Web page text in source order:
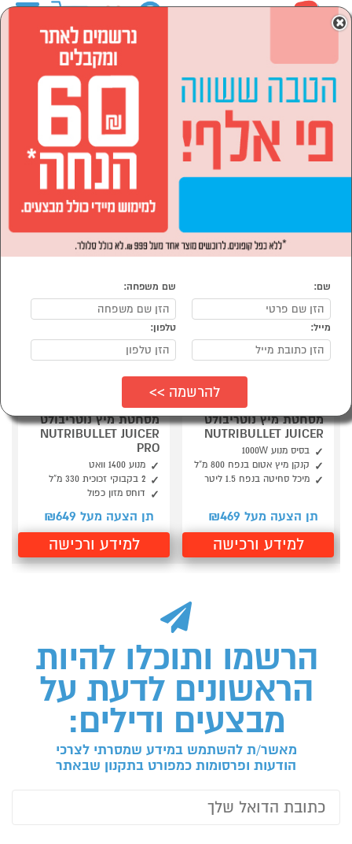
מוצרי חשמל
הסתר רשימת קטגוריות
מוצרי חשמל לבית (2)
מוצרי חשמל NUTRIBULLET
נמצאו 2 מוצרי מוצרי חשמל של NUTRIBULLET
מסחטת מיץ נוטריבולט
NUTRIBULLET JUICER
בסיס מנוע 1000W
קנקן מיץ אטום בנפח 800 מ”ל
מיכל סחיטה בנפח 1.5 ליטר
תן הצעה מעל ₪ 469
למידע ורכישה
מסחטת מיץ נוטריבולט
NUTRIBULLET JUICER
PRO
מנוע 1400 וואט
2 בקבוקי זכוכית 330 מ”ל
דוחס מזון כפול
תן הצעה מעל ₪ 649
למידע ורכישה
הרשמו ותוכלו להיות
הראשונים לדעת על
מבצעים ודילים:
מאשר/ת להשתמש במידע שמסרתי לצרכי
הודעות ופרסומות כמפורט בתקנון שבאתר
×
שם: שם משפחה:
מייל: טלפון: